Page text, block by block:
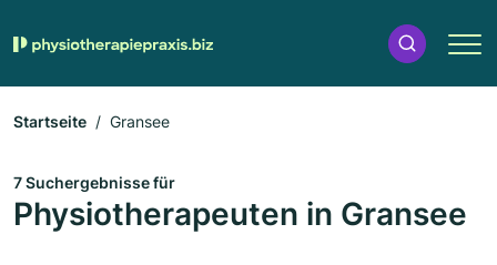
Startseite Gransee
7 Suchergebnisse für
Physiotherapeuten in Gransee